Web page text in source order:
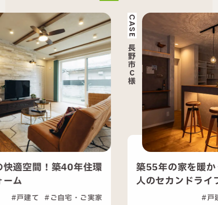
長
野
市
C
様
築55年の家を暖かく快適に！夫婦二
人のセカンドライフを支える...
戸建て
長
野
市
M
様